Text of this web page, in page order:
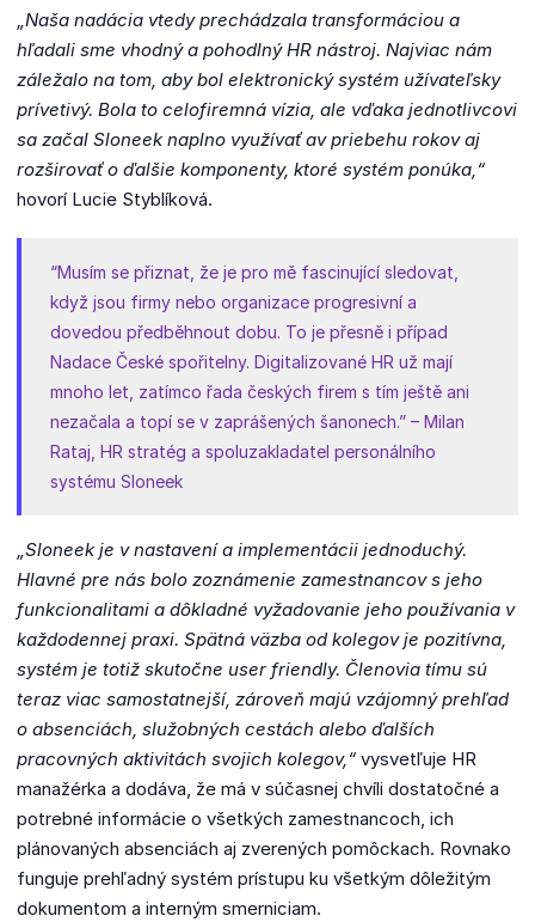
„Naša nadácia vtedy prechádzala transformáciou a
hľadali sme vhodný a pohodlný HR nástroj. Najviac nám
záležalo na tom, aby bol elektronický systém užívateľsky
prívetivý. Bola to celofiremná vízia, ale vďaka jednotlivcovi
sa začal Sloneek naplno využívať av priebehu rokov aj
rozširovať o ďalšie komponenty, ktoré systém ponúka,“
hovorí Lucie Styblíková.
“Musím se přiznat, že je pro mě fascinující sledovat,
když jsou firmy nebo organizace progresivní a
dovedou předběhnout dobu. To je přesně i případ
Nadace České spořitelny. Digitalizované HR už mají
mnoho let, zatímco řada českých firem s tím ještě ani
nezačala a topí se v zaprášených šanonech.” – Milan
Rataj, HR stratég a spoluzakladatel personálního
systému Sloneek
„Sloneek je v nastavení a implementácii jednoduchý.
Hlavné pre nás bolo zoznámenie zamestnancov s jeho
funkcionalitami a dôkladné vyžadovanie jeho používania v
každodennej praxi. Spätná väzba od kolegov je pozitívna,
systém je totiž skutočne user friendly. Členovia tímu sú
teraz viac samostatnejší, zároveň majú vzájomný prehľad
o absenciách, služobných cestách alebo ďalších
pracovných aktivitách svojich kolegov,“ vysvetľuje HR
manažérka a dodáva, že má v súčasnej chvíli dostatočné a
potrebné informácie o všetkých zamestnancoch, ich
plánovaných absenciách aj zverených pomôckach. Rovnako
funguje prehľadný systém prístupu ku všetkým dôležitým
dokumentom a interným smerniciam.